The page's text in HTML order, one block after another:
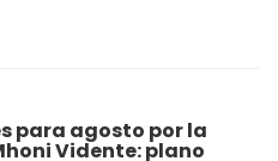
para agosto por la
Vidente: plano